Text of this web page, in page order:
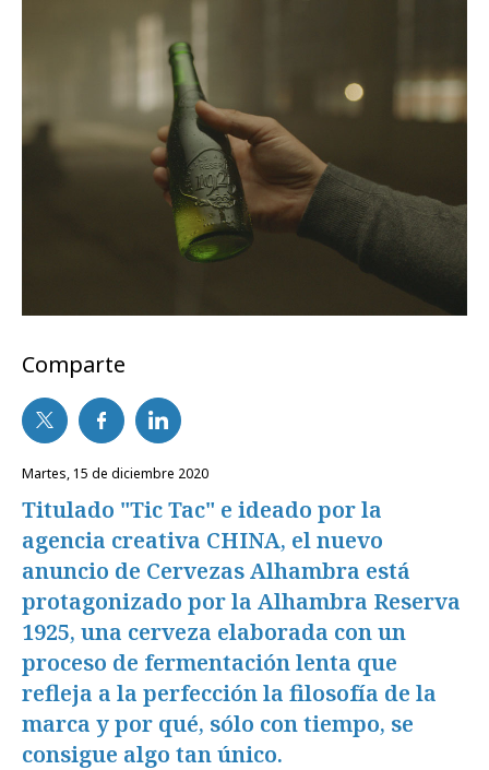
Comparte
martes, 15 de diciembre 2020
Titulado "Tic Tac" e ideado por la
agencia creativa CHINA, el nuevo
anuncio de Cervezas Alhambra está
protagonizado por la Alhambra Reserva
1925, una cerveza elaborada con un
proceso de fermentación lenta que
refleja a la perfección la filosofía de la
marca y por qué, sólo con tiempo, se
consigue algo tan único.